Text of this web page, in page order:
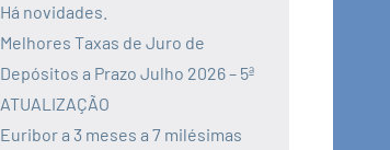
Há novidades.
Melhores Taxas de Juro de
Depósitos a Prazo Julho 2026 – 5ª
ATUALIZAÇÃO
Euribor a 3 meses a 7 milésimas